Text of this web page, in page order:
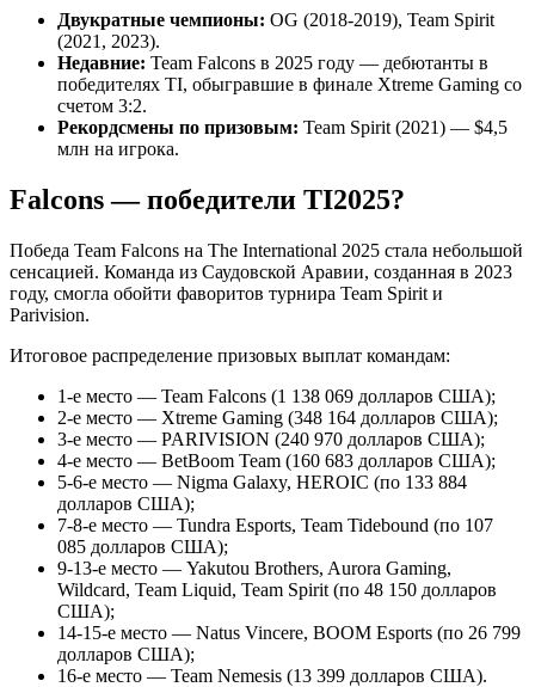
Двукратные чемпионы: OG (2018-2019), Team Spirit
(2021, 2023).
Недавние: Team Falcons в 2025 году — дебютанты в
победителях TI, обыгравшие в финале Xtreme Gaming со
счетом 3:2.
Рекордсмены по призовым: Team Spirit (2021) — $4,5
млн на игрока.
Falcons — победители TI2025?
Победа Team Falcons на The International 2025 стала небольшой
сенсацией. Команда из Саудовской Аравии, созданная в 2023
году, смогла обойти фаворитов турнира Team Spirit и
Parivision.
Итоговое распределение призовых выплат командам:
1-е место — Team Falcons (1 138 069 долларов США);
2-е место — Xtreme Gaming (348 164 долларов США);
3-е место — PARIVISION (240 970 долларов США);
4-е место — BetBoom Team (160 683 долларов США);
5-6-е место — Nigma Galaxy, HEROIC (по 133 884
долларов США);
7-8-е место — Tundra Esports, Team Tidebound (по 107
085 долларов США);
9-13-е место — Yakutou Brothers, Aurora Gaming,
Wildcard, Team Liquid, Team Spirit (по 48 150 долларов
США);
14-15-е место — Natus Vincere, BOOM Esports (по 26 799
долларов США);
16-е место — Team Nemesis (13 399 долларов США).